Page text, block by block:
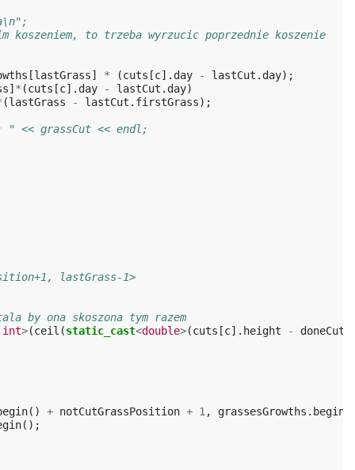
to trzeba wyrzucic poprzednie koszenie
[lastGrass] * (cuts [c]. day - lastCut . day);
] * (cuts [c]. day - lastCut . day)
(lastGrass - lastCut . firstGrass);
<< grassCut << endl;
lastGrass-1>
by ona skoszona tym razem
int>(ceil (static_cast<double>(cuts [c]. height - doneCuts
() + notCutGrassPosition + 1 , grassesGrowths . begin
();